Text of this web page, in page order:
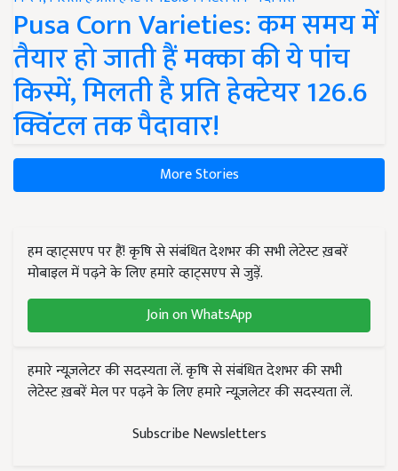
Pusa Corn Varieties: कम समय में
तैयार हो जाती हैं मक्का की ये पांच
किस्में, मिलती है प्रति हेक्टेयर 126.6
क्विंटल तक पैदावार!
More Stories
हम व्हाट्सएप पर हैं! कृषि से संबंधित देशभर की सभी लेटेस्ट ख़बरें
मोबाइल में पढ़ने के लिए हमारे व्हाट्सएप से जुड़ें.
Join on WhatsApp
हमारे न्यूज़लेटर की सदस्यता लें. कृषि से संबंधित देशभर की सभी
लेटेस्ट ख़बरें मेल पर पढ़ने के लिए हमारे न्यूज़लेटर की सदस्यता लें.
Subscribe Newsletters